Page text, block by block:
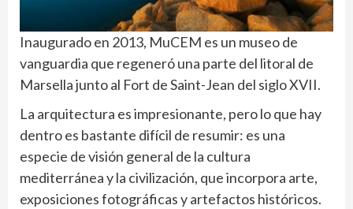
Inaugurado en 2013, MuCEM es un museo de
vanguardia que regeneró una parte del litoral de
Marsella junto al Fort de Saint-Jean del siglo XVII.
La arquitectura es impresionante, pero lo que hay
dentro es bastante difícil de resumir: es una
especie de visión general de la cultura
mediterránea y la civilización, que incorpora arte,
exposiciones fotográficas y artefactos históricos.